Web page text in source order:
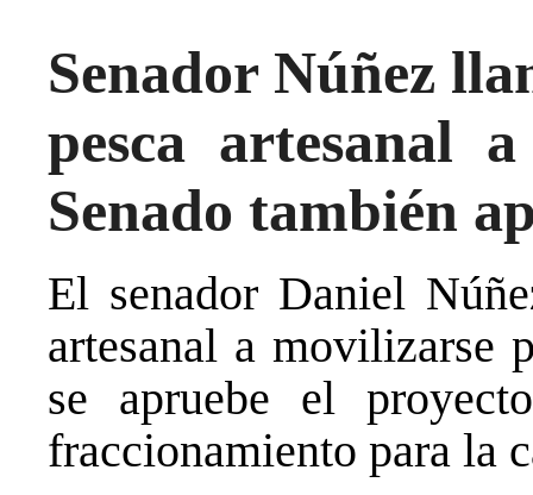
Senador Núñez
pesca artesanal
Senado también
El senador Daniel
artesanal a movilizarse
se apruebe el
fraccionamiento para la